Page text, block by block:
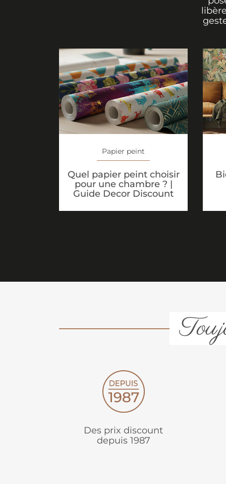
Papier peint
Quel papier peint choisir
pour une chambre ? |
Guide Decor Discount
Des prix discount
depuis 1987